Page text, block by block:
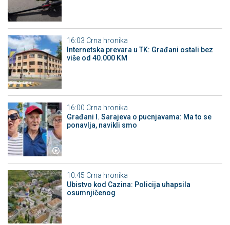
16:03 Crna hronika
Internetska prevara u TK: Građani ostali bez
više od 40.000 KM
16:00 Crna hronika
Građani I. Sarajeva o pucnjavama: Ma to se
ponavlja, navikli smo
10:45 Crna hronika
Ubistvo kod Cazina: Policija uhapsila
osumnjičenog